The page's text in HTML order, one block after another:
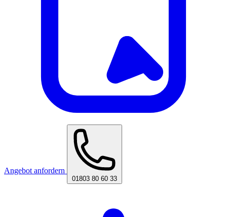
Angebot anfordern
01803 80 60 33